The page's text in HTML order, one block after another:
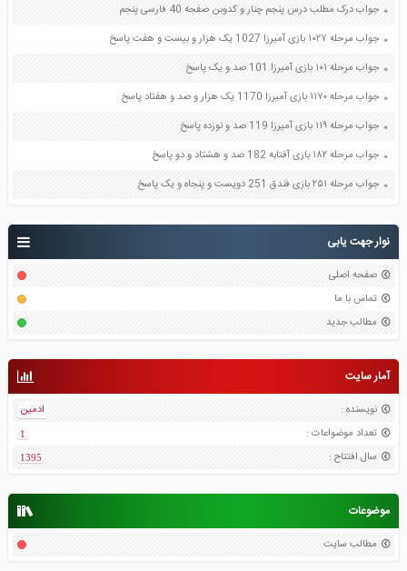
نوار جهت یابی
صفحه اصلی
تماس با ما
مطالب جدید
آمار سایت
نویسنده :
ادمین
تعداد موضواعات :
1
سال افتتاح :
1395
موضوعات
مطالب سایت
جواب درک مطلب درس پنجم چنار و کدوبن صفحه 40 فارسی پنجم
جواب مرحله ۱۰۲۷ بازی آمیرزا 1027 یک هزار و بیست و هفت پاسخ
جواب مرحله ۱۰۱ بازی آمیرزا 101 صد و یک پاسخ
جواب مرحله ۱۱۷۰ بازی آمیرزا 1170 یک هزار و صد و هفتاد پاسخ
جواب مرحله ۱۱۹ بازی آمیرزا 119 صد و نوزده پاسخ
جواب مرحله ۱۸۲ بازی آفتابه 182 صد و هشتاد و دو پاسخ
جواب مرحله ۲۵۱ بازی فندق 251 دویست و پنجاه و یک پاسخ